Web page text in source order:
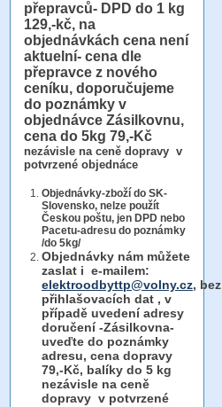
přepravců- DPD do 1 kg
129,-kč, na
objednávkách cena není
aktuelní- cena dle
přepravce z nového
ceníku, doporučujeme
do poznámky v
objednávce Zásilkovnu,
cena do 5kg 79,-Kč
nezávisle na ceně dopravy v
potvrzené objednáce
Objednávky-zboží do SK-
Slovensko, nelze použít
Českou poštu, jen DPD nebo
Pacetu-adresu do poznámky
/do 5kg/
Objednávky nám můžete
zaslat i e-mailem:
elektroodbyttp@volny.cz, bez
přihlašovacích dat , v
případě uvedení adresy
doručení -Zásilkovna-
uveďte do poznámky
adresu, cena dopravy
79,-Kč, balíky do 5 kg
nezávisle na ceně
dopravy v potvrzené